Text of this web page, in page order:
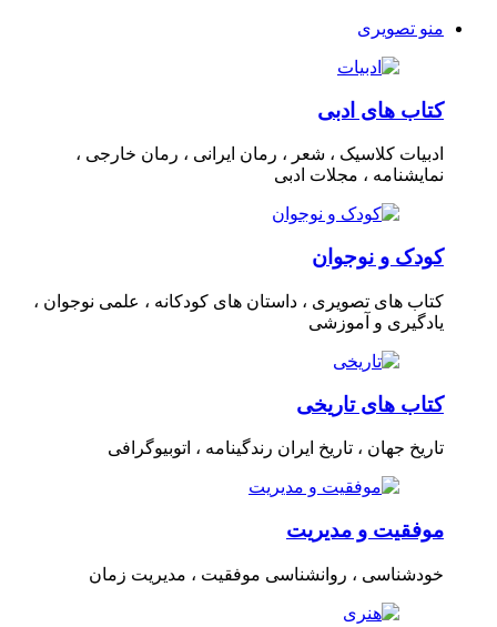
منو تصویری
کتاب های ادبی
ادبیات کلاسیک ، شعر ، رمان ایرانی ، رمان خارجی ،
نمایشنامه ، مجلات ادبی
کودک و نوجوان
کتاب های تصویری ، داستان های کودکانه ، علمی نوجوان ،
یادگیری و آموزشی
کتاب های تاریخی
تاریخ جهان ، تاریخ ایران رندگینامه ، اتوبیوگرافی
موفقیت و مدیریت
خودشناسی ، روانشناسی موفقیت ، مدیریت زمان